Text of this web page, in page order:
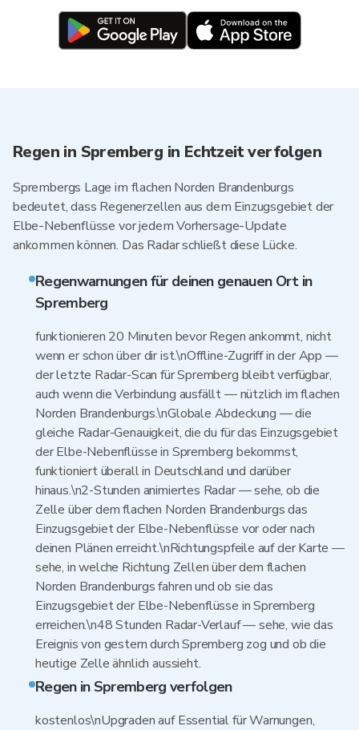
Regen in Spremberg in Echtzeit verfolgen
Sprembergs Lage im flachen Norden Brandenburgs
bedeutet, dass Regenerzellen aus dem Einzugsgebiet der
Elbe-Nebenflüsse vor jedem Vorhersage-Update
ankommen können. Das Radar schließt diese Lücke.
Regenwarnungen für deinen genauen Ort in
Spremberg
funktionieren 20 Minuten bevor Regen ankommt, nicht
wenn er schon über dir ist.\nOffline-Zugriff in der App —
der letzte Radar-Scan für Spremberg bleibt verfügbar,
auch wenn die Verbindung ausfällt — nützlich im flachen
Norden Brandenburgs.\nGlobale Abdeckung — die
gleiche Radar-Genauigkeit, die du für das Einzugsgebiet
der Elbe-Nebenflüsse in Spremberg bekommst,
funktioniert überall in Deutschland und darüber
hinaus.\n2-Stunden animiertes Radar — sehe, ob die
Zelle über dem flachen Norden Brandenburgs das
Einzugsgebiet der Elbe-Nebenflüsse vor oder nach
deinen Plänen erreicht.\nRichtungspfeile auf der Karte —
sehe, in welche Richtung Zellen über dem flachen
Norden Brandenburgs fahren und ob sie das
Einzugsgebiet der Elbe-Nebenflüsse in Spremberg
erreichen.\n48 Stunden Radar-Verlauf — sehe, wie das
Ereignis von gestern durch Spremberg zog und ob die
heutige Zelle ähnlich aussieht.
Regen in Spremberg verfolgen
kostenlos\nUpgraden auf Essential für Warnungen,